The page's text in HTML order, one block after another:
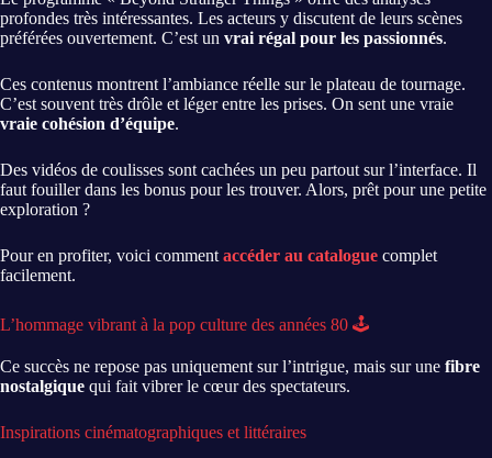
profondes très intéressantes. Les acteurs y discutent de leurs scènes
préférées ouvertement. C’est un vrai régal pour les passionnés.
Ces contenus montrent l’ambiance réelle sur le plateau de tournage.
C’est souvent très drôle et léger entre les prises. On sent une vraie
vraie cohésion d’équipe.
Des vidéos de coulisses sont cachées un peu partout sur l’interface. Il
faut fouiller dans les bonus pour les trouver. Alors, prêt pour une petite
exploration ?
Pour en profiter, voici comment accéder au catalogue complet
facilement.
L’hommage vibrant à la pop culture des années 80 🕹️
Ce succès ne repose pas uniquement sur l’intrigue, mais sur une fibre
nostalgique qui fait vibrer le cœur des spectateurs.
Inspirations cinématographiques et littéraires